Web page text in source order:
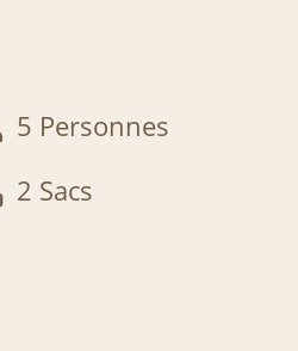
5 Personnes
2 Sacs